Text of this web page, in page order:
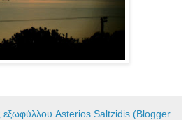
Asterios Saltzidis (Blogger